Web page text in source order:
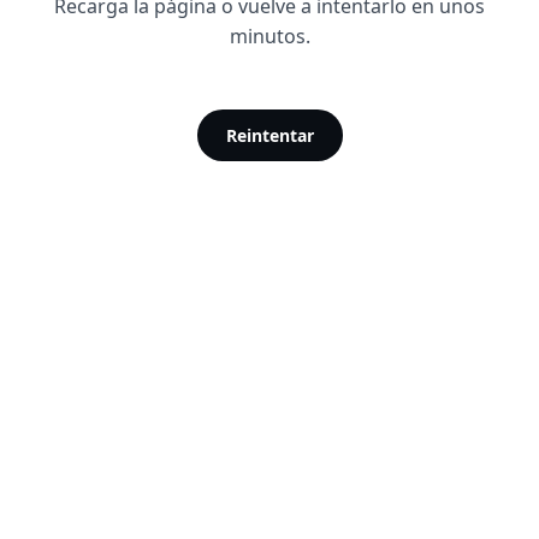
Recarga la página o vuelve a intentarlo en unos
minutos.
Reintentar